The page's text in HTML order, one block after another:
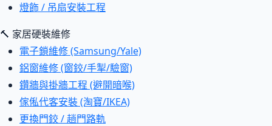
燈飾 / 吊扇安裝工程
🔨 家居硬裝維修
電子鎖維修 (Samsung/Yale)
鋁窗維修 (窗鉸/手掣/驗窗)
鑽牆與掛牆工程 (避開暗喉)
傢俬代客安裝 (淘寶/IKEA)
更換門鉸 / 趟門路軌